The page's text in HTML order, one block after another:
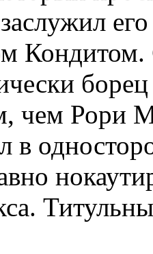
чем Рори
в